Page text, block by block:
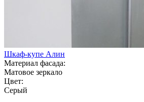
Шкаф-купе Алин
Материал фасада:
Матовое зеркало
Цвет:
Серый